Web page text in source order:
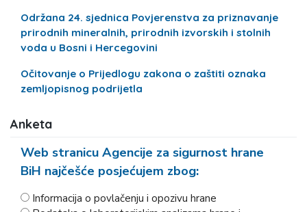
Održana 24. sjednica Povjerenstva za priznavanje
prirodnih mineralnih, prirodnih izvorskih i stolnih
voda u Bosni i Hercegovini
Očitovanje o Prijedlogu zakona o zaštiti oznaka
zemljopisnog podrijetla
Anketa
Web stranicu Agencije za sigurnost hrane
BiH najčešće posjećujem zbog:
Informacija o povlačenju i opozivu hrane